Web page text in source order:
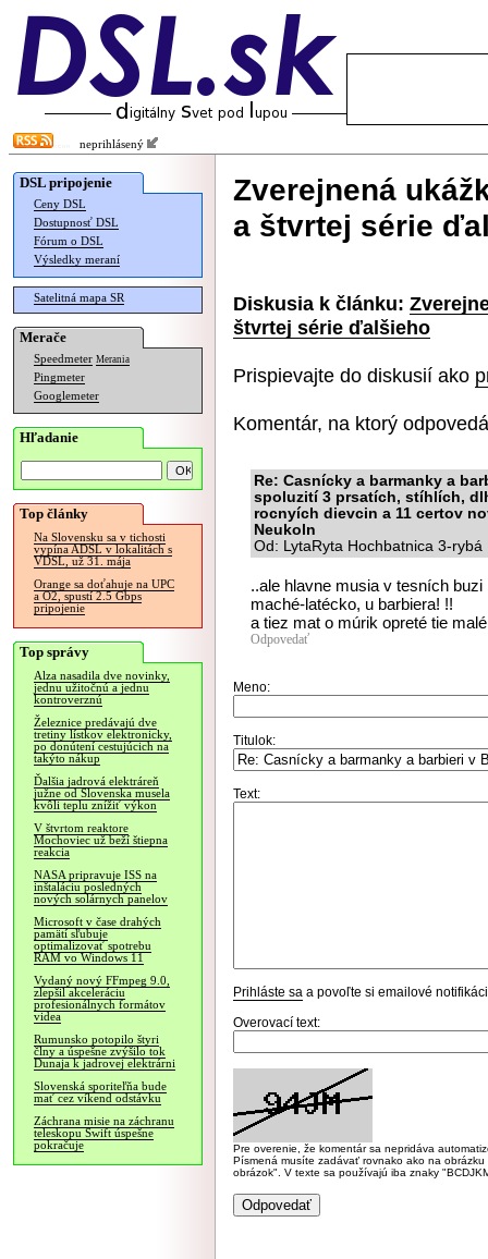
neprihlásený
DSL pripojenie
Ceny DSL
Dostupnosť DSL
Fórum o DSL
Výsledky meraní
Satelitná mapa SR
Merače
Speedmeter Merania
Pingmeter
Googlemeter
Hľadanie
Top články
Na Slovensku sa v tichosti
vypína ADSL v lokalitách s
VDSL, už 31. mája
Orange sa doťahuje na UPC
a O2, spustí 2.5 Gbps
pripojenie
Top správy
Alza nasadila dve novinky,
jednu užitočnú a jednu
kontroverznú
Železnice predávajú dve
tretiny lístkov elektronicky,
po donútení cestujúcich na
takýto nákup
Ďalšia jadrová elektráreň
južne od Slovenska musela
kvôli teplu znížiť výkon
V štvrtom reaktore
Mochoviec už beží štiepna
reakcia
NASA pripravuje ISS na
inštaláciu posledných
nových solárnych panelov
Microsoft v čase drahých
pamätí sľubuje
optimalizovať spotrebu
RAM vo Windows 11
Vydaný nový FFmpeg 9.0,
zlepšil akceleráciu
profesionálnych formátov
videa
Rumunsko potopilo štyri
člny a úspešne zvýšilo tok
Dunaja k jadrovej elektrárni
Slovenská sporiteľňa bude
mať cez víkend odstávku
Záchrana misie na záchranu
teleskopu Swift úspešne
pokračuje
Zverejnená
a štvrtej série
Diskusia k článku:
štvrtej série ďalšieho
Prispievajte do diskusií ako
Komentár, na ktorý
Re: Casnícky a barmanky a
spoluzití 3 prsatích, stíhlích,
rocnyích dievcin a 11 certov
Neukoln
Od: LytaRyta Hochbatnica 3-
..ale hlavne musia v tesních
maché-latécko, u barbiera! !!
a tiez mat o múrik opreté tie
Odpovedať
Meno:
Titulok:
Text:
Prihláste sa a povoľte si emailové
Overovací text:
Pre overenie, že komentár sa nepridáva
Písmená musíte zadávať rovnako ako na
obrázok". V texte sa používajú iba znaky